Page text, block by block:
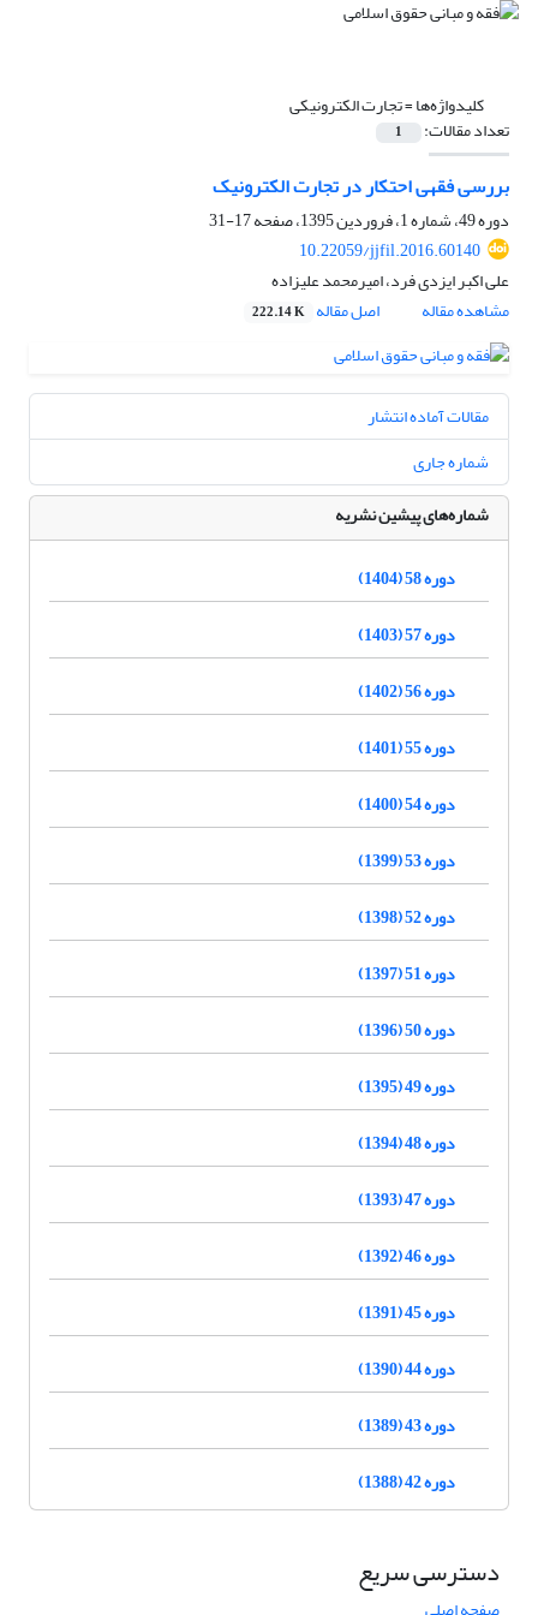
کلیدواژه‌ها =تجارت الکترونیکی
تعداد مقالات: 1
بررسی فقهی احتکار در تجارت الکترونیک
دوره 49، شماره 1، فروردین 1395، صفحه
17-31
10.22059/jjfil.2016.60140
علی اکبر ایزدی فرد، امیرمحمد علیزاده
مشاهده مقاله
اصل مقاله 222.14 K
مقالات آماده انتشار
شماره جاری
شماره‌های پیشین نشریه
دوره 58 (1404)
دوره 57 (1403)
دوره 56 (1402)
دوره 55 (1401)
دوره 54 (1400)
دوره 53 (1399)
دوره 52 (1398)
دوره 51 (1397)
دوره 50 (1396)
دوره 49 (1395)
دوره 48 (1394)
دوره 47 (1393)
دوره 46 (1392)
دوره 45 (1391)
دوره 44 (1390)
دوره 43 (1389)
دوره 42 (1388)
دسترسی سریع